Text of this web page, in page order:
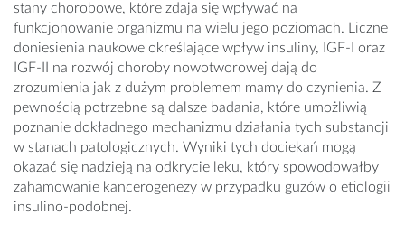
stany chorobowe, które zdaja się wpływać na
funkcjonowanie organizmu na wielu jego poziomach. Liczne
doniesienia naukowe określające wpływ insuliny, IGF-I oraz
IGF-II na rozwój choroby nowotworowej dają do
zrozumienia jak z dużym problemem mamy do czynienia. Z
pewnością potrzebne są dalsze badania, które umożliwią
poznanie dokładnego mechanizmu działania tych substancji
w stanach patologicznych. Wyniki tych dociekań mogą
okazać się nadzieją na odkrycie leku, który spowodowałby
zahamowanie kancerogenezy w przypadku guzów o etiologii
insulino-podobnej.